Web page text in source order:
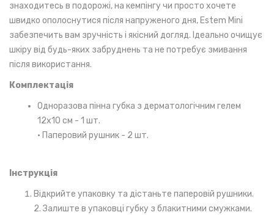
знаходитесь в подорожі, на кемпінгу чи просто хочете
швидко ополоснутися після напруженого дня, Estem Mini
забезпечить вам зручність і якісний догляд. Ідеально очищує
шкіру від будь-яких забруднень та не потребує змивання
після використання.
Комплектація
Одноразова пінна губка з дерматологічним гелем
12х10 см - 1 шт.
• Паперовий рушник - 2 шт.
Інструкція
Відкрийте упаковку та дістаньте паперовій рушники.
2. Залиште в упаковці губку з блакитними смужками.